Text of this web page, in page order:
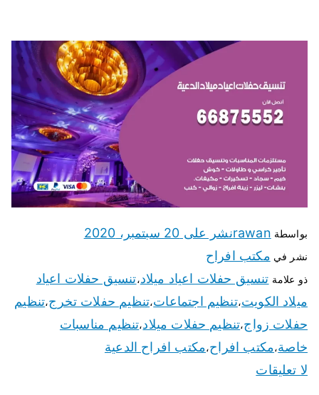
بواسطة rawanنشر على 20 سبتمبر، 2020
نشر في مكتب افراح
ذو علامة تنسيق حفلات اعياد ميلاد،تنسيق حفلات اعياد
ميلاد الكويت،تنظيم اجتماعات،تنظيم حفلات تخرج،تنظيم
حفلات زواج،تنظيم حفلات ميلاد،تنظيم مناسبات
خاصة،مكتب افراح،مكتب افراح الدعية
لا تعليقات